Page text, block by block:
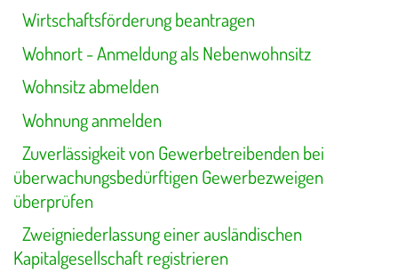
Wirtschaftsförderung beantragen
Wohnort - Anmeldung als Nebenwohnsitz
Wohnsitz abmelden
Wohnung anmelden
Zuverlässigkeit von Gewerbetreibenden bei
überwachungsbedürftigen Gewerbezweigen
überprüfen
Zweigniederlassung einer ausländischen
Kapitalgesellschaft registrieren